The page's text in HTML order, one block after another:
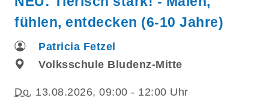
fühlen, entdecken (6-10 Jahre)
Patricia Fetzel
Volksschule Bludenz-Mitte
Do. 13.08.2026, 09:00 - 12:00 Uhr